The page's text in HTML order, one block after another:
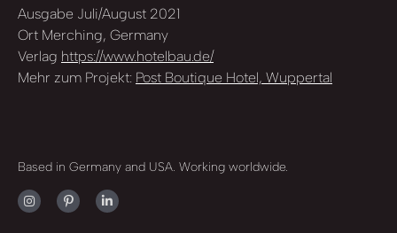
Ausgabe Juli/August 2021
Ort Merching, Germany
Verlag https://www.hotelbau.de/
Mehr zum Projekt: Post Boutique Hotel, Wuppertal
Based in Germany and USA. Working worldwide.